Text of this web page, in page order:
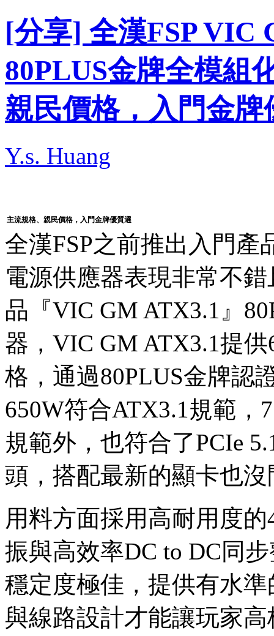
[分享] 全漢FSP VIC
80PLUS金牌全模組
親民價格，入門金牌
Y.s. Huang
主流規格、親民價格，入門金牌優質選
全漢FSP之前推出入門產
電源供應器表現非常不
品『VIC GM ATX3.1』
器，VIC GM ATX3.1提
格，通過80PLUS金牌認
650W符合ATX3.1規範，
規範外，也符合了PCIe
頭，搭配最新的顯卡也沒
用料方面採用高耐用度
振與高效率DC to DC同
穩定度極佳，提供有水
與線路設計才能讓玩家